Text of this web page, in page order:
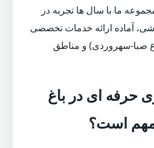
ما با سال ها تجربه در
آماده ارائه خدمات تخصصی
صبا-سهروردی) و مناطق
حرفه ای در باغ
است؟